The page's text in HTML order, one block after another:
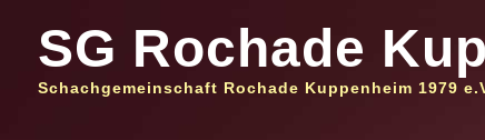
SG Rochade
Schachgemeinschaft Rochade Kuppenheim 1979